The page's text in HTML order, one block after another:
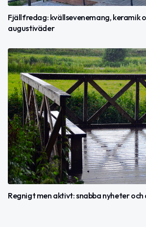
Fjällfredag: kvällsevenemang, keramik
augustiväder
Regnigt men aktivt: snabba nyheter och